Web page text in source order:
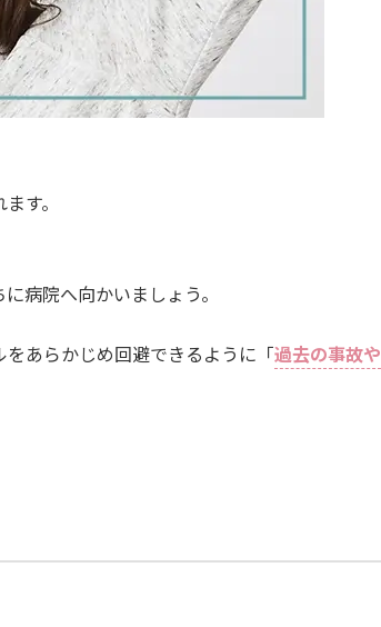
す。
病院へ向かいましょう。
あらかじめ回避できるように「過去の事故や